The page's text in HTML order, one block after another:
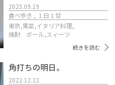
2025.09.19
食べ歩き , １日１甘
東京,果菜,イタリア料理,
焼酎 ボール,スィーツ
続きを読む
角打ちの明日。
2022.12.22